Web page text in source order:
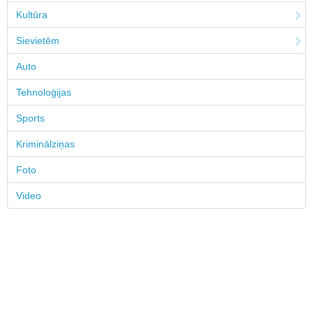
Kultūra
Sievietēm
Auto
Tehnoloģijas
Sports
Kriminālziņas
Foto
Video